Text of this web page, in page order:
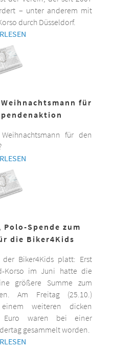
– unter anderem mit
durch Düsseldorf.
für
für den
Spende zum
die Biker4Kids
Biker4Kids platt: Erst
Korso im Juni hatte die
größere Summe zum
Am Freitag (25.10.)
weiteren dicken
Euro waren bei einer
gesammelt worden.